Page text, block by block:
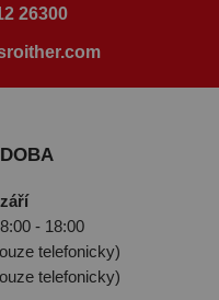
26300
- 18:00
telefonicky)
telefonicky)